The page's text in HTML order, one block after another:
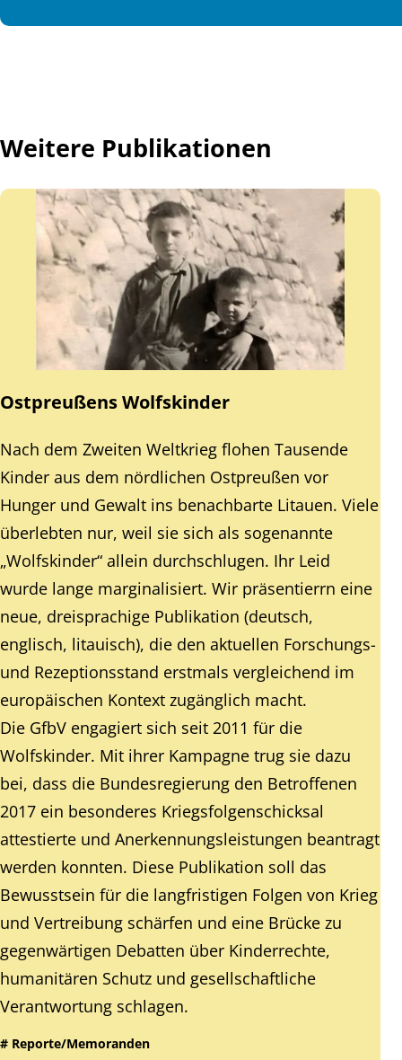
Weitere Publikationen
Ostpreußens Wolfskinder
Nach dem Zweiten Weltkrieg flohen Tausende
Kinder aus dem nördlichen Ostpreußen vor
Hunger und Gewalt ins benachbarte Litauen. Viele
überlebten nur, weil sie sich als sogenannte
„Wolfskinder“ allein durchschlugen. Ihr Leid
wurde lange marginalisiert. Wir präsentierrn eine
neue, dreisprachige Publikation (deutsch,
englisch, litauisch), die den aktuellen Forschungs-
und Rezeptionsstand erstmals vergleichend im
europäischen Kontext zugänglich macht.
Die GfbV engagiert sich seit 2011 für die
Wolfskinder. Mit ihrer Kampagne trug sie dazu
bei, dass die Bundesregierung den Betroffenen
2017 ein besonderes Kriegsfolgenschicksal
attestierte und Anerkennungsleistungen beantragt
werden konnten. Diese Publikation soll das
Bewusstsein für die langfristigen Folgen von Krieg
und Vertreibung schärfen und eine Brücke zu
gegenwärtigen Debatten über Kinderrechte,
humanitären Schutz und gesellschaftliche
Verantwortung schlagen.
# Reporte/Memoranden